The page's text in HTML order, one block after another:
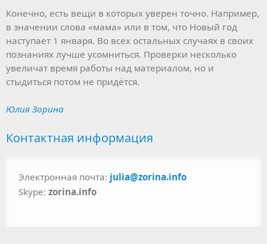
Конечно, есть вещи в которых уверен точно. Например,
в значении слова «мама» или в том, что Новый год
наступает 1 января. Во всех остальных случаях в своих
познаниях лучше усомниться. Проверки несколько
увеличат время работы над материалом, но и
стыдиться потом не придётся.
Юлия Зорина
Контактная информация
Электронная почта: julia@zorina.info
Skype: zorina.info